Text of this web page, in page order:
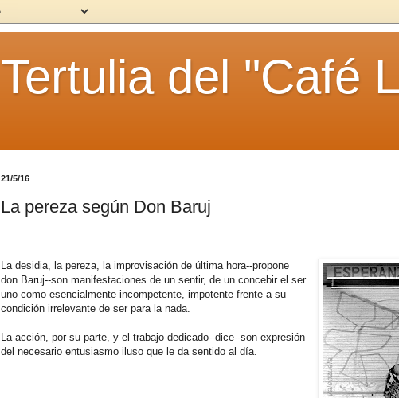
Tertulia del "Café
21/5/16
La pereza según Don Baruj
La desidia, la pereza, la improvisación de última hora--propone
don Baruj--son manifestaciones de un sentir, de un concebir el ser
uno como esencialmente incompetente, impotente frente a su
condición irrelevante de ser para la nada.
La acción, por su parte, y el trabajo dedicado--dice--son expresión
del necesario entusiasmo iluso que le da sentido al día.